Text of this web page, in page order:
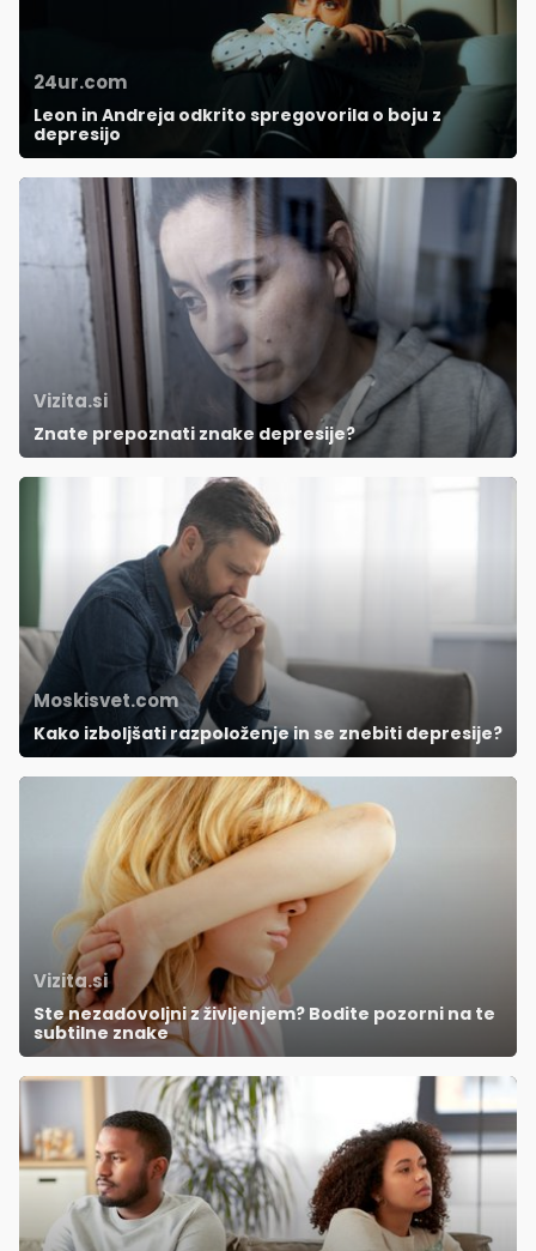
24ur.com
Leon in Andreja odkrito spregovorila o boju z
depresijo
Vizita.si
Znate prepoznati znake depresije?
Moskisvet.com
Kako izboljšati razpoloženje in se znebiti depresije?
Vizita.si
Ste nezadovoljni z življenjem? Bodite pozorni na te
subtilne znake